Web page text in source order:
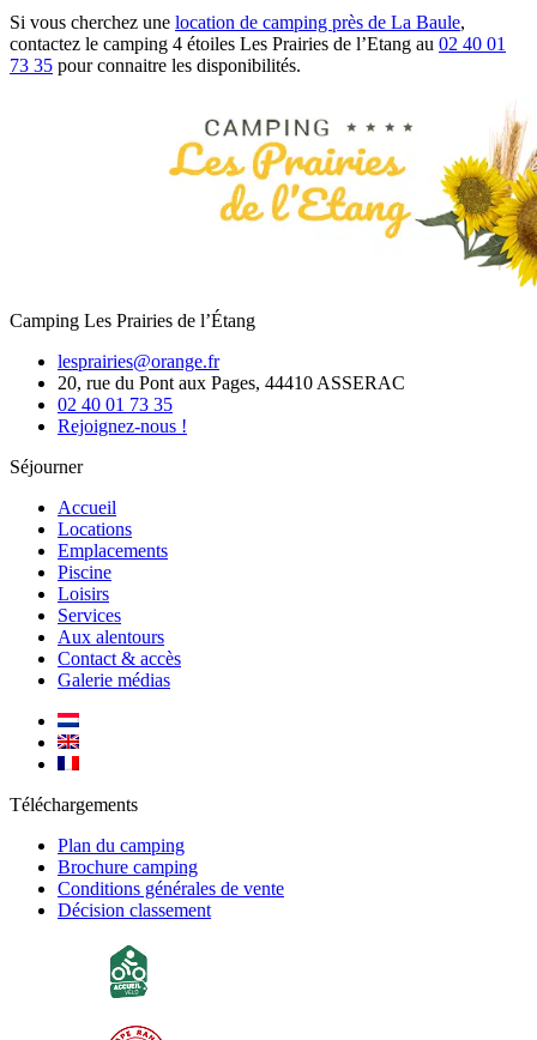
Si vous cherchez une location de camping près de La Baule,
contactez le camping 4 étoiles Les Prairies de l’Etang au 02 40 01
73 35 pour connaitre les disponibilités.
Camping Les Prairies de l’Étang
lesprairies@orange.fr
20, rue du Pont aux Pages, 44410 ASSERAC
02 40 01 73 35
Rejoignez-nous !
Séjourner
Accueil
Locations
Emplacements
Piscine
Loisirs
Services
Aux alentours
Contact & accès
Galerie médias
Téléchargements
Plan du camping
Brochure camping
Conditions générales de vente
Décision classement